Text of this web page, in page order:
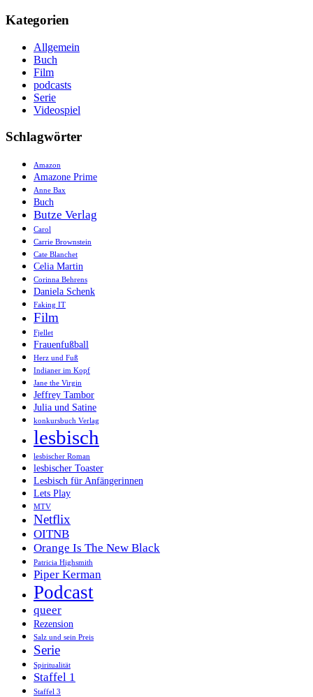
Kategorien
Allgemein
Buch
Film
podcasts
Serie
Videospiel
Schlagwörter
Amazon
Amazone Prime
Anne Bax
Buch
Butze Verlag
Carol
Carrie Brownstein
Cate Blanchet
Celia Martin
Corinna Behrens
Daniela Schenk
Faking IT
Film
Fjellet
Frauenfußball
Herz und Fuß
Indianer im Kopf
Jane the Virgin
Jeffrey Tambor
Julia und Satine
konkursbuch Verlag
lesbisch
lesbischer Roman
lesbischer Toaster
Lesbisch für Anfängerinnen
Lets Play
MTV
Netflix
OITNB
Orange Is The New Black
Patricia Highsmith
Piper Kerman
Podcast
queer
Rezension
Salz und sein Preis
Serie
Spiritualität
Staffel 1
Staffel 3